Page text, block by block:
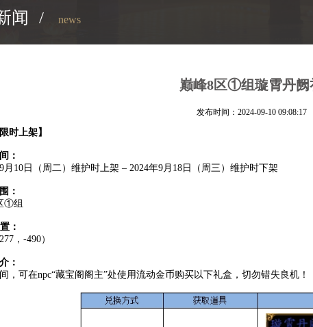
闻 / news
巅峰8区①组璇霄丹阙
发布时间：2024-09-10 09:08:17
限时上架】
：
月10日（周二）维护时上架 – 2024年9月18日（周三）维护时下架
：
①组
：
，-490）
：
，可在npc“藏宝阁阁主”处使用流动金币购买以下礼盒，切勿错失良机！